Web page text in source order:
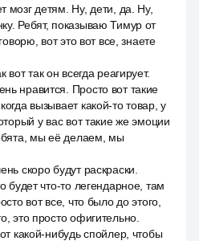
мозг детям. Ну, дети, да. Ну,
Ребят, показываю Тимур от
вот это вот все, знаете
вот так он всегда реагирует.
нравится. Просто вот такие
вызывает какой-то товар, у
у вас вот такие же эмоции
мы её делаем, мы
скоро будут раскраски.
будет что-то легендарное, там
вот все, что было до этого,
это просто офигительно.
какой-нибудь спойлер, чтобы